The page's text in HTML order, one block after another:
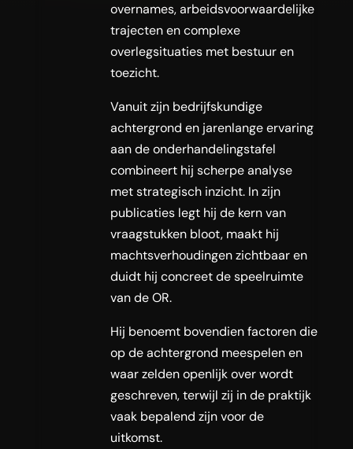
overnames, arbeidsvoorwaardelijke
trajecten en complexe
overlegsituaties met bestuur en
toezicht.
Vanuit zijn bedrijfskundige
achtergrond en jarenlange ervaring
aan de onderhandelingstafel
combineert hij scherpe analyse
met strategisch inzicht. In zijn
publicaties legt hij de kern van
vraagstukken bloot, maakt hij
machtsverhoudingen zichtbaar en
duidt hij concreet de speelruimte
van de OR.
Hij benoemt bovendien factoren die
op de achtergrond meespelen en
waar zelden openlijk over wordt
geschreven, terwijl zij in de praktijk
vaak bepalend zijn voor de
uitkomst.